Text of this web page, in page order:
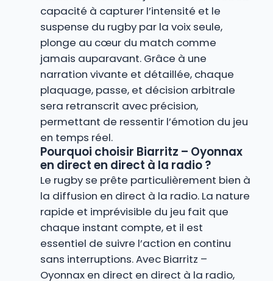
capacité à capturer l’intensité et le
suspense du rugby par la voix seule,
plonge au cœur du match comme
jamais auparavant. Grâce à une
narration vivante et détaillée, chaque
plaquage, passe, et décision arbitrale
sera retranscrit avec précision,
permettant de ressentir l’émotion du jeu
en temps réel.
Pourquoi choisir Biarritz – Oyonnax
en direct en direct à la radio ?
Le rugby se prête particulièrement bien à
la diffusion en direct à la radio. La nature
rapide et imprévisible du jeu fait que
chaque instant compte, et il est
essentiel de suivre l’action en continu
sans interruptions. Avec Biarritz –
Oyonnax en direct en direct à la radio,